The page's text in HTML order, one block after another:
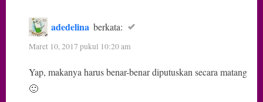
atau
Nikahi”
adedelina berkata:
Maret 10, 2017 pukul 10:20 am
Yap, makanya harus benar-benar diputuskan secara matang
🙂